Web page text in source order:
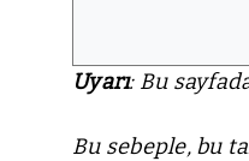
Uyarı: Bu
Bu sebeple, bu